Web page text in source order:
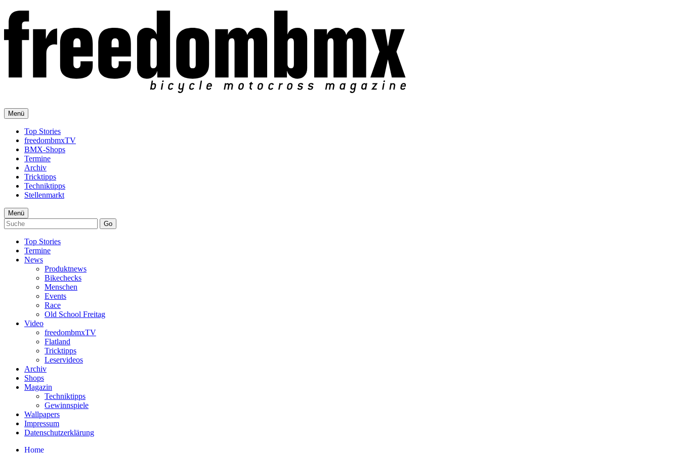
Menü
Top Stories
freedombmxTV
BMX-Shops
Termine
Archiv
Tricktipps
Techniktipps
Stellenmarkt
Menü
Go
Top Stories
Termine
News
Produktnews
Bikechecks
Menschen
Events
Race
Old School Freitag
Video
freedombmxTV
Flatland
Tricktipps
Leservideos
Archiv
Shops
Magazin
Techniktipps
Gewinnspiele
Wallpapers
Impressum
Datenschutzerklärung
Home